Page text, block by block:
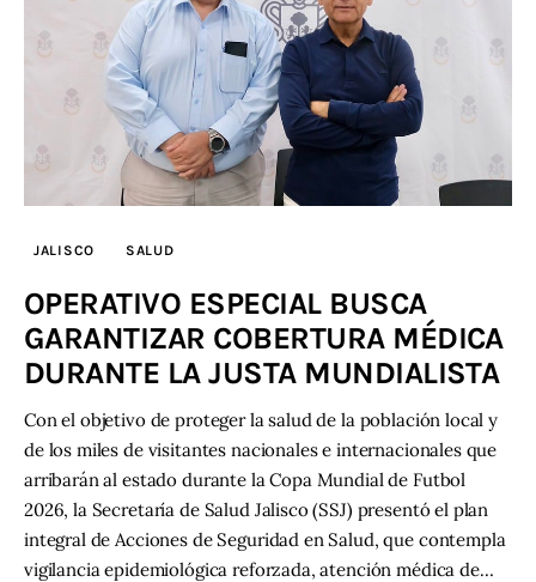
JALISCO SALUD
OPERATIVO ESPECIAL BUSCA
GARANTIZAR COBERTURA MÉDICA
DURANTE LA JUSTA MUNDIALISTA
Con el objetivo de proteger la salud de la población local y
de los miles de visitantes nacionales e internacionales que
arribarán al estado durante la Copa Mundial de Futbol
2026, la Secretaría de Salud Jalisco (SSJ) presentó el plan
integral de Acciones de Seguridad en Salud, que contempla
vigilancia epidemiológica reforzada, atención médica de…